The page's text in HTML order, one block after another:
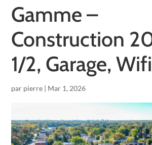
Gamme –
Construction
1/2, Garage, Wifi
par pierre | Mar 1, 2026